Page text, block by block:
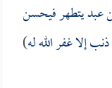
عبد يتطهر فيحسن
إلا غفر الله له)